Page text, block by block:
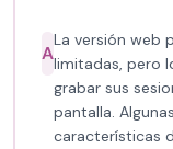
A
La versión web
limitadas, pero
grabar sus
pantalla.
características